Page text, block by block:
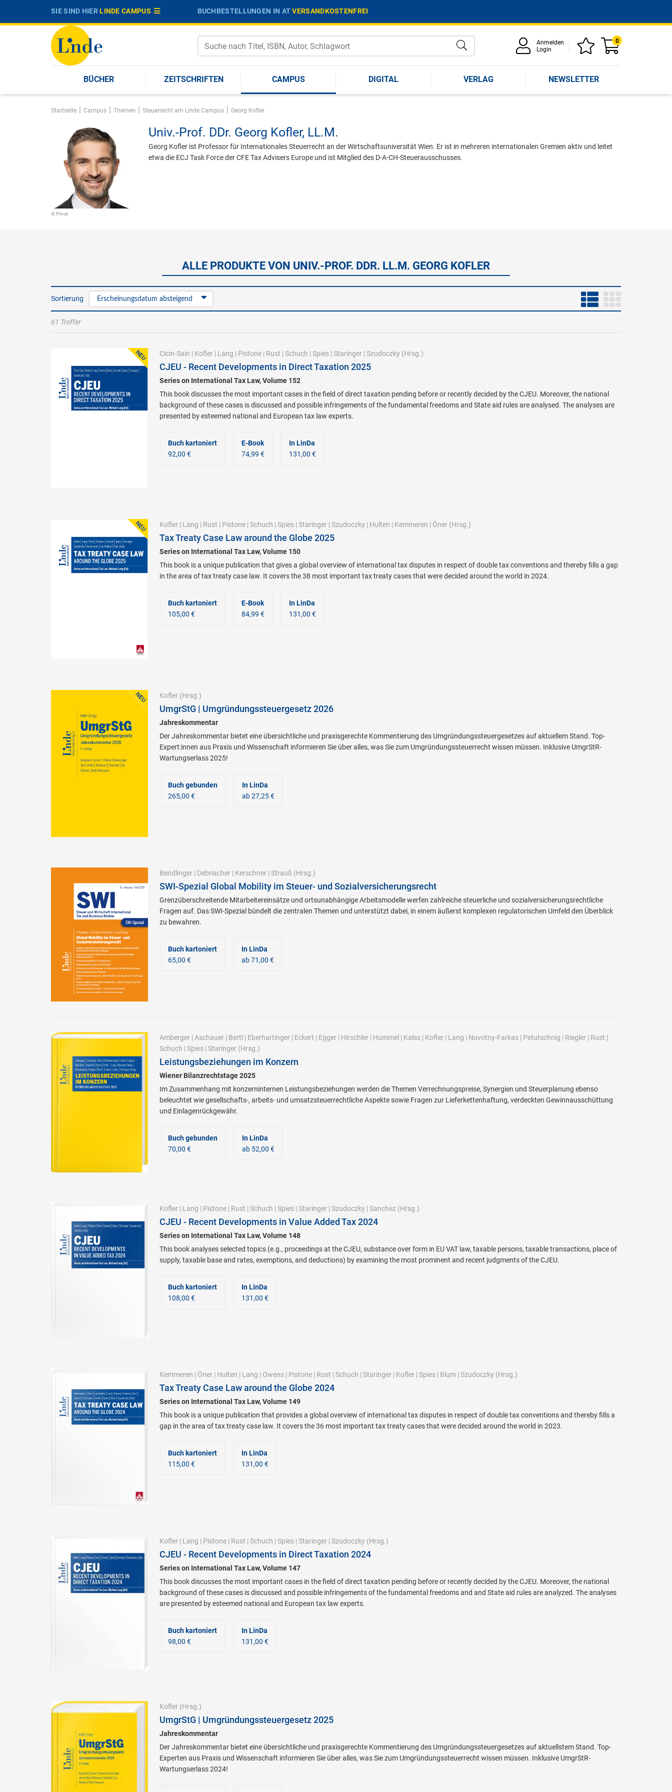
SIE SIND HIERLINDE CAMPUS BUCHBESTELLUNGEN IN ATVERSANDKOSTENFREI
Anmelden
Login
0
BÜCHER ZEITSCHRIFTEN CAMPUS DIGITAL VERLAG NEWSLETTER
Startseite | Campus | Themen | Steuerrecht am Linde Campus | Georg Kofler
© Privat
Univ.-Prof. DDr. Georg Kofler, LL.M.
Georg Kofler ist Professor für Internationales Steuerrecht an der Wirtschaftsuniversität Wien. Er ist in mehreren internationalen Gremien aktiv und leitet
etwa die ECJ Task Force der CFE Tax Advisers Europe und ist Mitglied des D-A-CH-Steuerausschusses.
ALLE PRODUKTE VON UNIV.-PROF. DDR. LL.M. GEORG KOFLER
Sortierung Erscheinungsdatum absteigend
61 Treffer
Cicin-Sain | Kofler| Lang | Pistone| Rust | Schuch | Spies| Staringer| Szudoczky(Hrsg.)
CJEU - Recent Developments in Direct Taxation 2025
Series on International Tax Law, Volume 152
This book discusses the most important cases in the field of direct taxation pending before or recently decided by the CJEU. Moreover, the national
background of these cases is discussed and possible infringements of the fundamental freedoms and State aid rules are analysed. The analyses are
presented by esteemed national and European tax law experts.
Buch kartoniert
92,00 €
E-Book
74,99 €
In LinDa
131,00 €
Kofler| Lang | Rust | Pistone| Schuch | Spies| Staringer| Szudoczky| Hulten | Kemmeren | Öner(Hrsg.)
Tax Treaty Case Law around the Globe 2025
Series on International Tax Law, Volume 150
This book is a unique publication that gives a global overview of international tax disputes in respect of double tax conventions and thereby fills a gap
in the area of tax treaty case law. It covers the 38 most important tax treaty cases that were decided around the world in 2024.
Buch kartoniert
105,00 €
E-Book
84,99 €
In LinDa
131,00 €
Kofler(Hrsg.)
UmgrStG | Umgründungssteuergesetz 2026
Jahreskommentar
Der Jahreskommentar bietet eine übersichtliche und praxisgerechte Kommentierung des Umgründungssteuergesetzes auf aktuellem Stand. Top-
Expert:innen aus Praxis und Wissenschaft informieren Sie über alles, was Sie zum Umgründungssteuerrecht wissen müssen. Inklusive UmgrStR-
Wartungserlass 2025!
Buch gebunden
265,00 €
In LinDa
ab 27,25 €
Bendlinger| Debriacher| Kerschner| Strauß(Hrsg.)
SWI-Spezial Global Mobility im Steuer- und Sozialversicherungsrecht
Grenzüberschreitende Mitarbeitereinsätze und ortsunabhängige Arbeitsmodelle werfen zahlreiche steuerliche und sozialversicherungsrechtliche
Fragen auf. Das SWI-Spezial bündelt die zentralen Themen und unterstützt dabei, in einem äußerst komplexen regulatorischen Umfeld den Überblick
zu bewahren.
Buch kartoniert
65,00 €
In LinDa
ab 71,00 €
Amberger| Aschauer| Bertl | Eberhartinger| Eckert | Egger| Hirschler| Hummel | Kalss| Kofler| Lang | Novotny-Farkas| Petutschnig | Riegler| Rust |
Schuch | Spies| Staringer(Hrsg.)
Leistungsbeziehungen im Konzern
Wiener Bilanzrechtstage 2025
Im Zusammenhang mit konzerninternen Leistungsbeziehungen werden die Themen Verrechnungspreise, Synergien und Steuerplanung ebenso
beleuchtet wie gesellschafts-, arbeits- und umsatzsteuerrechtliche Aspekte sowie Fragen zur Lieferkettenhaftung, verdeckten Gewinnausschüttung
und Einlagenrückgewähr.
Buch gebunden
70,00 €
In LinDa
ab 52,00 €
Kofler| Lang | Pistone| Rust | Schuch | Spies| Staringer| Szudoczky| Sanchez(Hrsg.)
CJEU - Recent Developments in Value Added Tax 2024
Series on International Tax Law, Volume 148
This book analyses selected topics (e.g., proceedings at the CJEU, substance over form in EU VAT law, taxable persons, taxable transactions, place of
supply, taxable base and rates, exemptions, and deductions) by examining the most prominent and recent judgments of the CJEU.
Buch kartoniert
108,00 €
In LinDa
131,00 €
Kemmeren | Öner| Hulten | Lang | Owens| Pistone| Rust | Schuch | Staringer| Kofler| Spies| Blum| Szudoczky(Hrsg.)
Tax Treaty Case Law around the Globe 2024
Series on International Tax Law, Volume 149
This book is a unique publication that provides a global overview of international tax disputes in respect of double tax conventions and thereby fills a
gap in the area of tax treaty case law. It covers the 36 most important tax treaty cases that were decided around the world in 2023.
Buch kartoniert
115,00 €
In LinDa
131,00 €
Kofler| Lang | Pistone| Rust | Schuch | Spies| Staringer| Szudoczky(Hrsg.)
CJEU - Recent Developments in Direct Taxation 2024
Series on International Tax Law, Volume 147
This book discusses the most important cases in the field of direct taxation pending before or recently decided by the CJEU. Moreover, the national
background of these cases is discussed and possible infringements of the fundamental freedoms and and State aid rules are analyzed. The analyses
are presented by esteemed national and European tax law experts.
Buch kartoniert
98,00 €
In LinDa
131,00 €
Kofler(Hrsg.)
UmgrStG | Umgründungssteuergesetz 2025
Jahreskommentar
Der Jahreskommentar bietet eine übersichtliche und praxisgerechte Kommentierung des Umgründungssteuergesetzes auf aktuellstem Stand. Top-
Experten aus Praxis und Wissenschaft informieren Sie über alles, was Sie zum Umgründungssteuerrecht wissen müssen. Inklusive UmgrStR-
Wartungserlass 2024!